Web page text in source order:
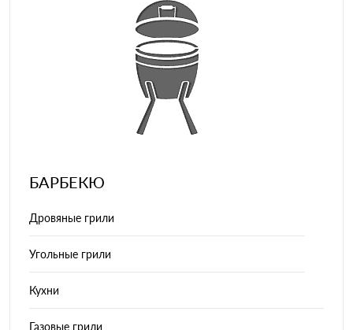
БАРБЕКЮ
Дровяные грили
Угольные грили
Кухни
Газовые грили